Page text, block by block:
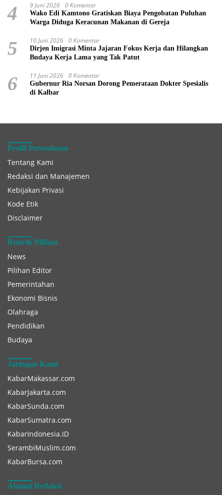
4 9 Juni 2026 0 Komentar
Wako Edi Kamtono Gratiskan Biaya Pengobatan Puluhan
Warga Diduga Keracunan Makanan di Gereja
5 10 Juni 2026 0 Komentar
Dirjen Imigrasi Minta Jajaran Fokus Kerja dan Hilangkan
Budaya Kerja Lama yang Tak Patut
6 11 Juni 2026 0 Komentar
Gubernur Ria Norsan Dorong Pemerataan Dokter Spesialis
di Kalbar
Profil Perusahaan
Tentang Kami
Redaksi dan Manajemen
Kebijakan Privasi
Kode Etik
Disclaimer
Rubrik Pilihan
News
Pilihan Editor
Pemerintahan
Ekonomi Bisnis
Olahraga
Pendidikan
Budaya
Jaringan Kami
KabarMakassar.com
KabarJakarta.com
KabarSunda.com
KabarSumatra.com
KabarIndonesia.ID
SerambiMuslim.com
KabarBursa.com
Alamat Redaksi